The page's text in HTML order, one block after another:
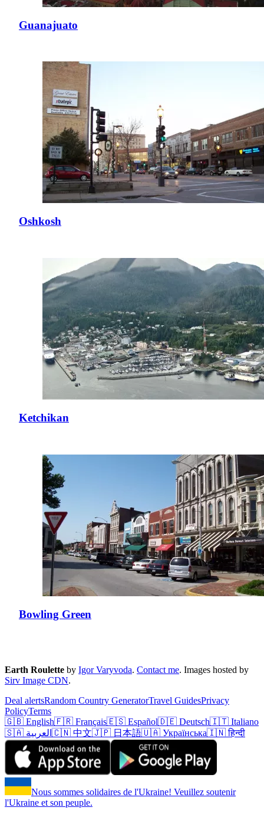
Guanajuato
Oshkosh
Ketchikan
Bowling Green
Earth Roulette by Igor Varyvoda. Contact me. Images hosted by
Sirv Image CDN.
Deal alertsRandom Country GeneratorTravel GuidesPrivacy
PolicyTerms
🇬🇧 English🇫🇷 Français🇪🇸 Español🇩🇪 Deutsch🇮🇹 Italiano
🇸🇦 العربية 🇨🇳 中文🇯🇵 日本語🇺🇦 Українська🇮🇳 हिन्दी
Nous sommes solidaires de l'Ukraine! Veuillez soutenir
l'Ukraine et son peuple.